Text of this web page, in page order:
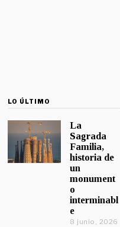
LO ÚLTIMO
La
Sagrada
Familia,
historia de
un
monument
o
interminabl
e
8 junio, 2026